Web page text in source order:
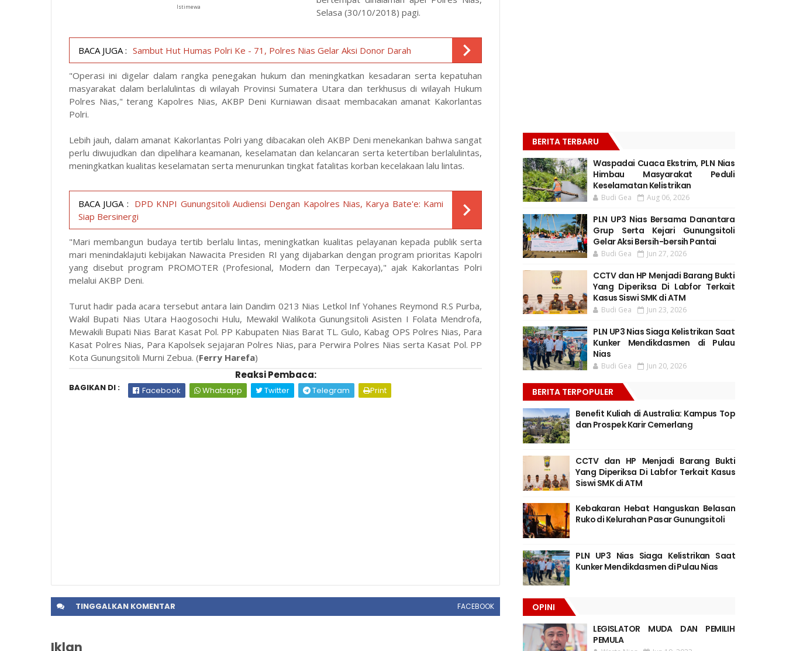
Istimewa
Selasa (30/10/2018) pagi.
BACA JUGA : Sambut Hut Humas Polri Ke - 71, Polres Nias Gelar Aksi Donor Darah
"Operasi ini digelar dalam rangka penegakan hukum dan meningkatkan kesadaran serta kepatuhan
masyarakat dalam berlalulintas di wilayah Provinsi Sumatera Utara dan terkhusus di wilayah Hukum
Polres Nias," terang Kapolres Nias, AKBP Deni Kurniawan disaat membacakan amanat Kakorlantas
Polri.
Lebih jauh, dalam amanat Kakorlantas Polri yang dibacakan oleh AKBP Deni menekankan bahwa sangat
perlu diwujudkan dan dipelihara keamanan, keselamatan dan kelancaran serta ketertiban berlalulintas,
meningkatkan kualitas keselamatan serta menurunkan tingkat fatalitas korban kecelakaan lalu lintas.
BACA JUGA : DPD KNPI Gunungsitoli Audiensi Dengan Kapolres Nias, Karya Bate'e: Kami
Siap Bersinergi
"Mari membangun budaya tertib berlalu lintas, meningkatkan kualitas pelayanan kepada publik serta
mari menindaklajuti kebijakan Nawacita Presiden RI yang dijabarkan dengan program prioritas Kapolri
yang disebut program PROMOTER (Profesional, Modern dan Terpecaya)," ajak Kakorlantas Polri
melalui AKBP Deni.
Turut hadir pada acara tersebut antara lain Dandim 0213 Nias Letkol Inf Yohanes Reymond R.S Purba,
Wakil Bupati Nias Utara Haogosochi Hulu, Mewakil Walikota Gunungsitoli Asisten I Folata Mendrofa,
Mewakili Bupati Nias Barat Kasat Pol. PP Kabupaten Nias Barat TL. Gulo, Kabag OPS Polres Nias, Para
Kasat Polres Nias, Para Kapolsek sejajaran Polres Nias, para Perwira Polres Nias serta Kasat Pol. PP
Kota Gunungsitoli Murni Zebua. (Ferry Harefa)
Reaksi Pembaca:
BAGIKAN DI : Facebook Whatsapp Twitter Telegram Print
TINGGALKAN KOMENTAR FACEBOOK
Iklan
BERITA TERBARU
Waspadai Cuaca Ekstrim, PLN Nias
Himbau Masyarakat Peduli
Keselamatan Kelistrikan
Budi Gea Aug 06, 2026
PLN UP3 Nias Bersama Danantara
Grup Serta Kejari Gunungsitoli
Gelar Aksi Bersih-bersih Pantai
Budi Gea Jun 27, 2026
CCTV dan HP Menjadi Barang Bukti
Yang Diperiksa Di Labfor Terkait
Kasus Siswi SMK di ATM
Budi Gea Jun 23, 2026
PLN UP3 Nias Siaga Kelistrikan Saat
Kunker Mendikdasmen di Pulau
Nias
Budi Gea Jun 20, 2026
BERITA TERPOPULER
Benefit Kuliah di Australia: Kampus Top
dan Prospek Karir Cemerlang
CCTV dan HP Menjadi Barang Bukti
Yang Diperiksa Di Labfor Terkait Kasus
Siswi SMK di ATM
Kebakaran Hebat Hanguskan Belasan
Ruko di Kelurahan Pasar Gunungsitoli
PLN UP3 Nias Siaga Kelistrikan Saat
Kunker Mendikdasmen di Pulau Nias
OPINI
LEGISLATOR MUDA DAN PEMILIH
PEMULA